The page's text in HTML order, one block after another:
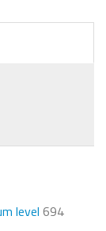
level 694